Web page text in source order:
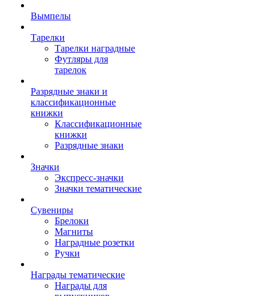
Вымпелы
Тарелки
Тарелки наградные
Футляры для
тарелок
Разрядные знаки и
классификационные
книжки
Классификационные
книжки
Разрядные знаки
Значки
Экспресс-значки
Значки тематические
Сувениры
Брелоки
Магниты
Наградные розетки
Ручки
Награды тематические
Награды для